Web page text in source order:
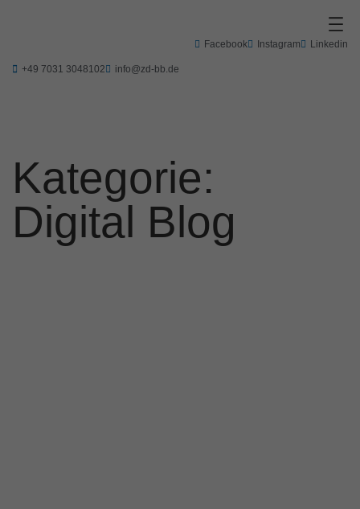
Facebook Instagram Linkedin
+49 7031 3048102 info@zd-bb.de
Kategorie:
Digital Blog